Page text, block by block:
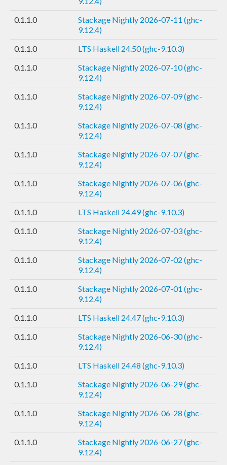
0.1.1.0
Stackage Nightly 2026-07-11 (ghc-
9.12.4)
0.1.1.0
LTS Haskell 24.50 (ghc-9.10.3)
0.1.1.0
Stackage Nightly 2026-07-10 (ghc-
9.12.4)
0.1.1.0
Stackage Nightly 2026-07-09 (ghc-
9.12.4)
0.1.1.0
Stackage Nightly 2026-07-08 (ghc-
9.12.4)
0.1.1.0
Stackage Nightly 2026-07-07 (ghc-
9.12.4)
0.1.1.0
Stackage Nightly 2026-07-06 (ghc-
9.12.4)
0.1.1.0
LTS Haskell 24.49 (ghc-9.10.3)
0.1.1.0
Stackage Nightly 2026-07-03 (ghc-
9.12.4)
0.1.1.0
Stackage Nightly 2026-07-02 (ghc-
9.12.4)
0.1.1.0
Stackage Nightly 2026-07-01 (ghc-
9.12.4)
0.1.1.0
LTS Haskell 24.47 (ghc-9.10.3)
0.1.1.0
Stackage Nightly 2026-06-30 (ghc-
9.12.4)
0.1.1.0
LTS Haskell 24.48 (ghc-9.10.3)
0.1.1.0
Stackage Nightly 2026-06-29 (ghc-
9.12.4)
0.1.1.0
Stackage Nightly 2026-06-28 (ghc-
9.12.4)
0.1.1.0
Stackage Nightly 2026-06-27 (ghc-
9.12.4)